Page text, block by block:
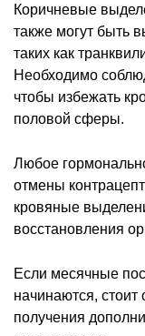
Коричневые
также могут быть
таких как
Необходимо
чтобы избежать
половой сферы.
Любое
отмены
кровяные
восстановления
Если месячные
начинаются, стоит
получения